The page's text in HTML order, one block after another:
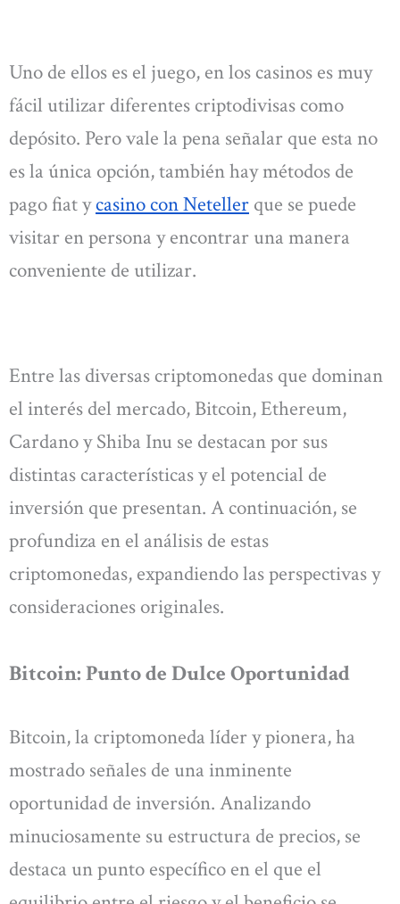
Uno de ellos es el juego, en los casinos es muy
fácil utilizar diferentes criptodivisas como
depósito. Pero vale la pena señalar que esta no
es la única opción, también hay métodos de
pago fiat ycasino con Neteller que se puede
visitar en persona y encontrar una manera
conveniente de utilizar.
Entre las diversas criptomonedas que dominan
el interés del mercado, Bitcoin, Ethereum,
Cardano y Shiba Inu se destacan por sus
distintas características y el potencial de
inversión que presentan. A continuación, se
profundiza en el análisis de estas
criptomonedas, expandiendo las perspectivas y
consideraciones originales.
Bitcoin: Punto de Dulce Oportunidad
Bitcoin, la criptomoneda líder y pionera, ha
mostrado señales de una inminente
oportunidad de inversión. Analizando
minuciosamente su estructura de precios, se
destaca un punto específico en el que el